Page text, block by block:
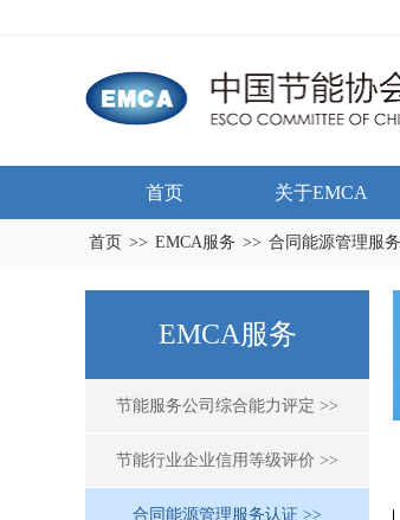
首页 关于EMCA
首页 >> EMCA服务 >> 合同能源管理服
EMCA服务
节能服务公司综合能力评定 >>
节能行业企业信用等级评价 >>
合同能源管理服务认证 >>